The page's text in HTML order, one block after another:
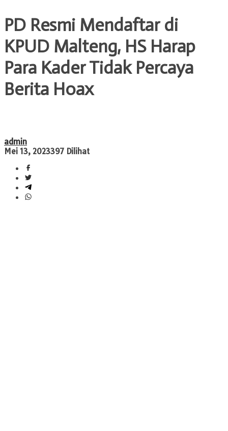
PD Resmi Mendaftar di
KPUD Malteng, HS Harap
Para Kader Tidak Percaya
Berita Hoax
admin
Mei 13, 2023397 Dilihat